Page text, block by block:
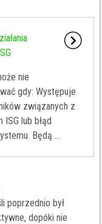
nie
gdy: Występuje
związanych z
ISG lub błąd
Będą ...
poprzednio był
dopóki nie